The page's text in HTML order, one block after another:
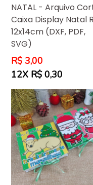
NATAL - Arquivo
Caixa Display Natal
12x14cm (DXF, PDF,
SVG)
Preço
normal
R$ 3,00
12X R$ 0,30